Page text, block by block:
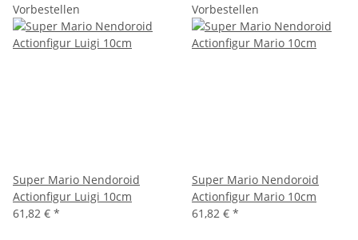
Vorbestellen
Super Mario Nendoroid
Actionfigur Luigi 10cm
61,82 € *
Vorbestellen
Super Mario Nendoroid
Actionfigur Mario 10cm
61,82 € *